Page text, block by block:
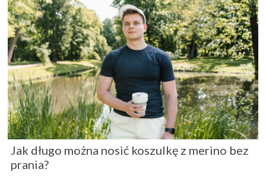
Jak długo można nosić koszulkę z merino bez
prania?